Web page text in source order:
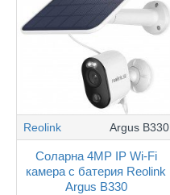
Reolink Argus B330
Соларна 4MP IP Wi-Fi
камера с батерия Reolink
Argus B330